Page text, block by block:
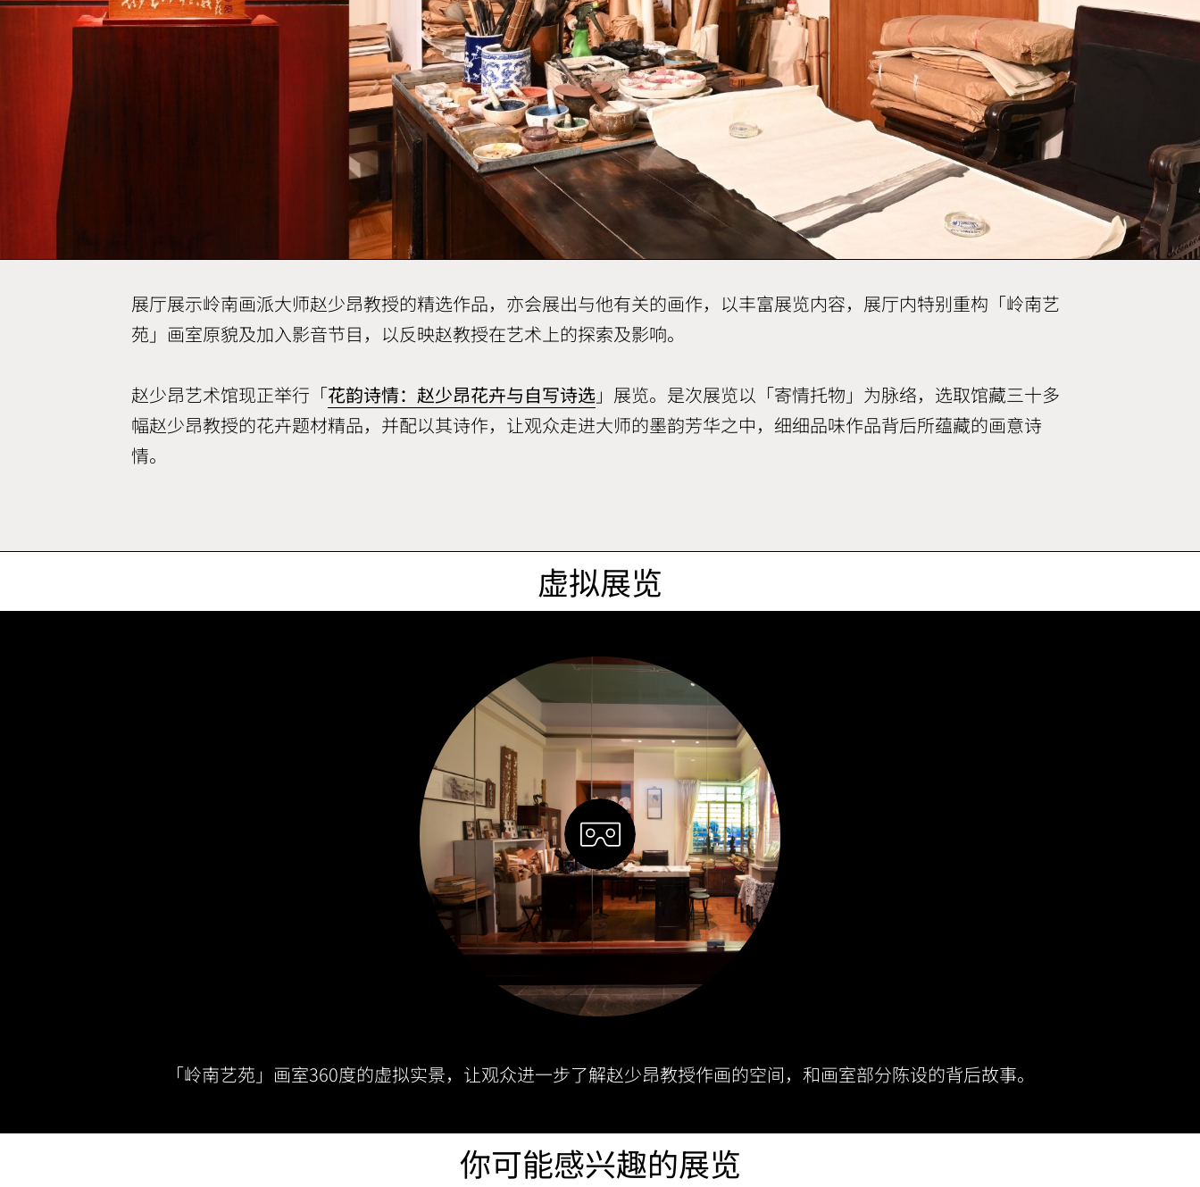
展厅展示岭南画派大师赵少昂教授的精选作品，亦会展出与他有关的画作，以丰富展览内容，展厅内特别重构「岭南艺
苑」画室原貌及加入影音节目，以反映赵教授在艺术上的探索及影响。
赵少昂艺术馆现正举行「花韵诗情：赵少昂花卉与自写诗选 」展览。是次展览以「寄情托物」为脉络，选取馆藏三十多
幅赵少昂教授的花卉题材精品，并配以其诗作，让观众走进大师的墨韵芳华之中，细细品味作品背后所蕴藏的画意诗
情。
虚拟展览
「岭南艺苑」画室360度的虚拟实景，让观众进一步了解赵少昂教授作画的空间，和画室部分陈设的背后故事。
你可能感兴趣的展览